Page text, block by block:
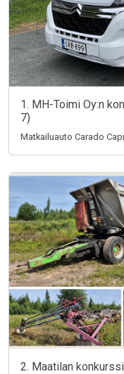
1. MH-Toimi Oy:n
7)
Matkailuauto Carado
2. Maatilan